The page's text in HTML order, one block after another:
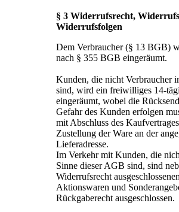
§ 3 Widerrufsrecht,
Widerrufsfolgen
Dem Verbraucher (§ 13 BGB)
nach § 355 BGB eingeräumt.
Kunden, die nicht Verbraucher
sind, wird ein freiwilliges 14-
eingeräumt, wobei die
Gefahr des Kunden erfolgen
mit Abschluss des
Zustellung der Ware an der
Lieferadresse.
Im Verkehr mit Kunden, die
Sinne dieser AGB sind, sind
Widerrufsrecht
Aktionswaren und
Rückgaberecht ausgeschlossen.